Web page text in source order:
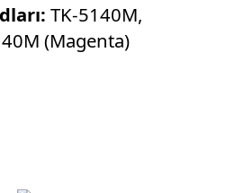
TK-5140M,
(Magenta)